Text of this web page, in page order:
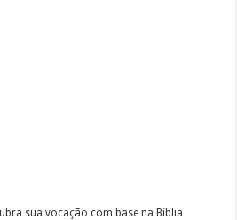
sua vocação com base na Bíblia